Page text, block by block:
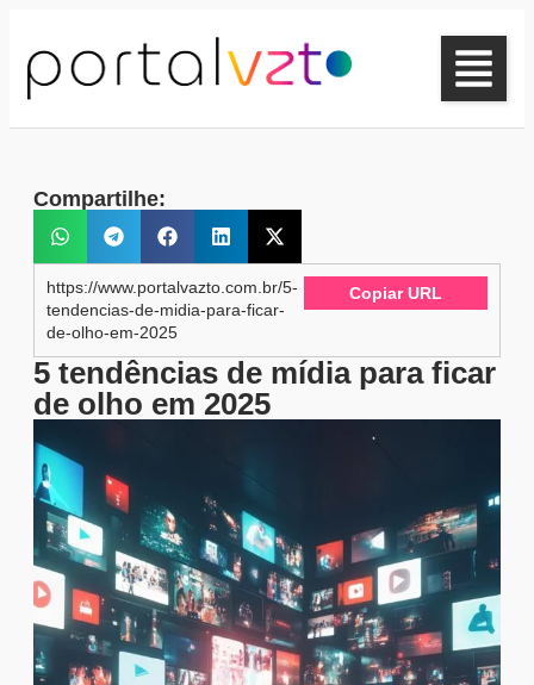
Compartilhe:
https://www.portalvazto.com.br/5-
tendencias-de-midia-para-ficar-
de-olho-em-2025
Copiar URL
5 tendências de mídia para ficar
de olho em 2025